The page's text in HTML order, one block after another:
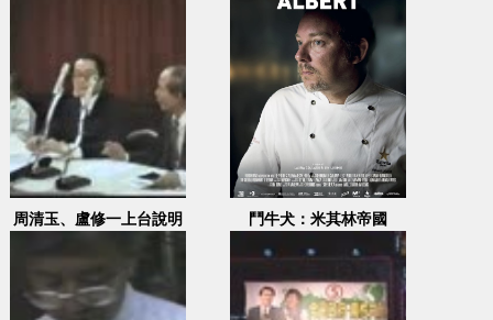
周清玉、盧修一上台說明
鬥牛犬：米其林帝國